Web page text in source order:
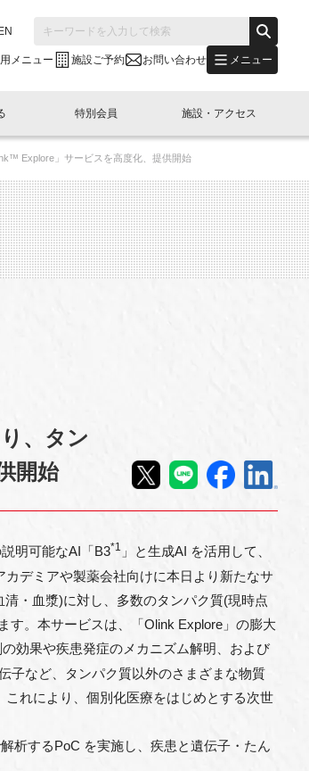
EN
メニュー 施設ご予約 お問い合わせ メニュー
特別会員開催
出展・参加
What's "LINK-BioBAY TOKYO"？
会報誌 (News Letter)
日本橋コラム
ニュース・事業紹介
イベント
What’s LINK-J WEST
事業内容
GTB日本橋エリアについて
特別会員
入会申し込み
施設・アクセス
施設ご予約
Explore」サービスを⾼度化、提供開始
、タン
開始
明可能なAI「B3*1 」と⽣成AI を活⽤して、
カデミアや製薬会社向けに本⽇より新たなサ
・⾎漿)に対し、多数のタンパク質(現時点
す。本サービスは、「Olink Explore」の膨⼤
効果や疾患発症のメカニズム解明、および
⼦など、タンパク質以外のさまざまな物質
れにより、個別化医療をはじめとする次世
析するPoC を実施し、疾患と遺伝⼦・たん